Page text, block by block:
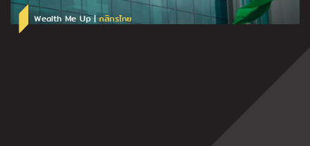
Wealth Me Up |กสิกรไทย